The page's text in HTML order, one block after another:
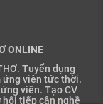
ONLINE
Tuyển dụng
ứng viên tức thời.
viên. Tạo CV
tiếp cận nghề